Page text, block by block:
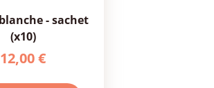
(x10)
12,00 €